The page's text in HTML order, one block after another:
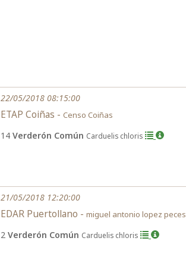
22/05/2018 08:15:00
ETAP Coiñas - Censo Coiñas
14 Verderón Común Carduelis chloris
21/05/2018 12:20:00
EDAR Puertollano - miguel antonio lopez peces
2 Verderón Común Carduelis chloris